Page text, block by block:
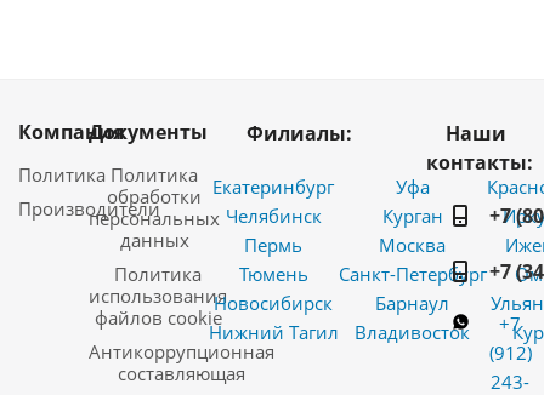
Компания
Политика
Производители
Документы
Политика
обработки
персональных
данных
Политика
использования
файлов cookie
Антикоррупционная
составляющая
Филиалы:
Екатеринбург
Челябинск
Пермь
Тюмень
Новосибирск
Нижний Тагил
Уфа
Курган
Москва
Санкт-Петербург
Барнаул
Владивосток
Наши
контакты:
+7
+7
+7
(912)
243-